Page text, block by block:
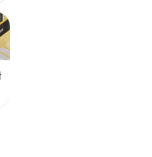
위 알고싶어요
는 학교가 전주 한일고인데 1. 다자녀
스를 이용하려하는데 버스 노선이 인천
일까요? 제가 옛날에 롯데 자이언츠 선수